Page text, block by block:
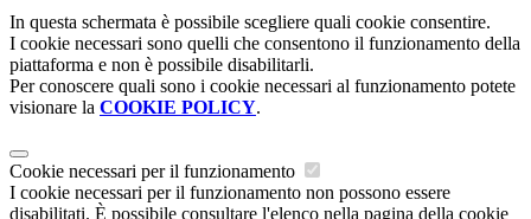
In questa schermata è possibile scegliere quali cookie consentire.
I cookie necessari sono quelli che consentono il funzionamento della
piattaforma e non è possibile disabilitarli.
Per conoscere quali sono i cookie necessari al funzionamento potete
visionare la COOKIE POLICY.
Cookie necessari per il funzionamento
I cookie necessari per il funzionamento non possono essere
disabilitati. È possibile consultare l'elenco nella pagina della cookie